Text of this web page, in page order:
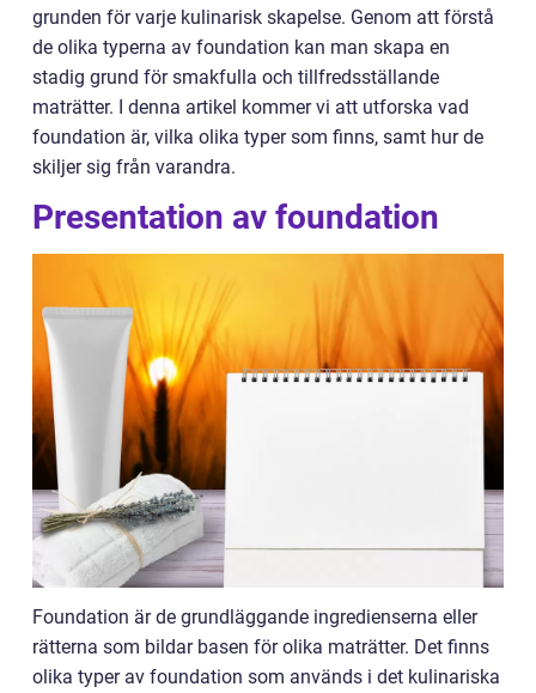
grunden för varje kulinarisk skapelse. Genom att förstå
de olika typerna av foundation kan man skapa en
stadig grund för smakfulla och tillfredsställande
maträtter. I denna artikel kommer vi att utforska vad
foundation är, vilka olika typer som finns, samt hur de
skiljer sig från varandra.
Presentation av foundation
Foundation är de grundläggande ingredienserna eller
rätterna som bildar basen för olika maträtter. Det finns
olika typer av foundation som används i det kulinariska